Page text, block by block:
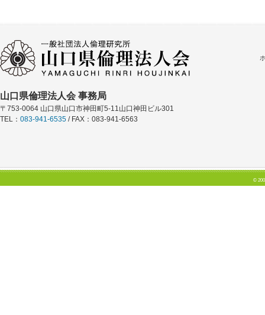
山口県倫理法人会 事務局
〒753-0064 山口県山口市神田町5-11山口神田ビル301
TEL： 083-941-6535 / FAX：083-941-6563
©